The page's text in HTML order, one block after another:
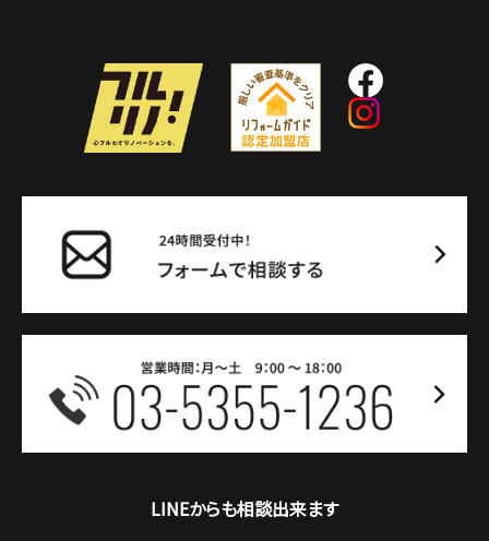
LINEからも相談出来ます